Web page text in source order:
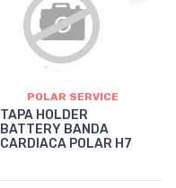
POLAR SERVICE
TAPA HOLDER
BATTERY BANDA
CARDIACA POLAR H7